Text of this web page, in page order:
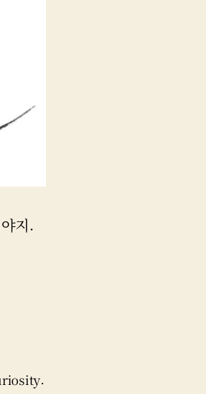
지.